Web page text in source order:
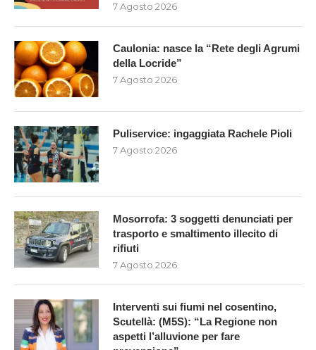
7 Agosto 2026
Caulonia: nasce la “Rete degli Agrumi
della Locride”
7 Agosto 2026
Puliservice: ingaggiata Rachele Pioli
7 Agosto 2026
Mosorrofa: 3 soggetti denunciati per
trasporto e smaltimento illecito di
rifiuti
7 Agosto 2026
Interventi sui fiumi nel cosentino,
Scutellà: (M5S): “La Regione non
aspetti l’alluvione per fare